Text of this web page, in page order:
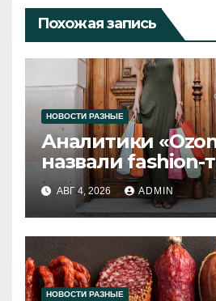
Похожая запись
НОВОСТИ РАЗНЫЕ
Аналитики
назвали fashion-
2026 года
АВГ 4, 2026 ADMIN
НОВОСТИ РАЗНЫЕ